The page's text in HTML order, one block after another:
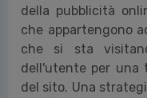
della pubblicità
che appartengono
che si sta
dell'utente per una
del sito. Una